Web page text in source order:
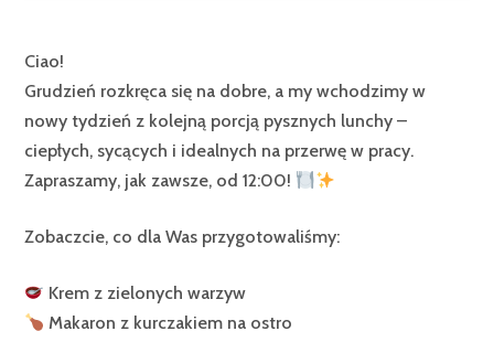
Ciao!
Grudzień rozkręca się na dobre, a my wchodzimy w
nowy tydzień z kolejną porcją pysznych lunchy –
ciepłych, sycących i idealnych na przerwę w pracy.
Zapraszamy, jak zawsze, od 12:00!
Zobaczcie, co dla Was przygotowaliśmy:
Krem z zielonych warzyw
Makaron z kurczakiem na ostro